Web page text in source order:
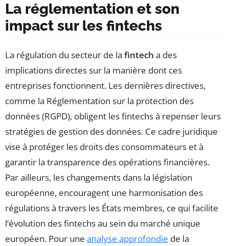
La réglementation et son
impact sur les fintechs
La régulation du secteur de la fintech a des
implications directes sur la manière dont ces
entreprises fonctionnent. Les dernières directives,
comme la Réglementation sur la protection des
données (RGPD), obligent les fintechs à repenser leurs
stratégies de gestion des données. Ce cadre juridique
vise à protéger les droits des consommateurs et à
garantir la transparence des opérations financières.
Par ailleurs, les changements dans la législation
européenne, encouragent une harmonisation des
régulations à travers les États membres, ce qui facilite
l’évolution des fintechs au sein du marché unique
européen. Pour une analyse approfondie de la